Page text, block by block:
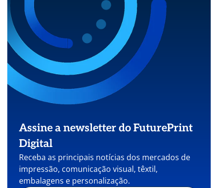
Assine a newsletter do FuturePrint
Digital
Receba as principais notícias dos mercados de
impressão, comunicação visual, têxtil,
embalagens e personalização.